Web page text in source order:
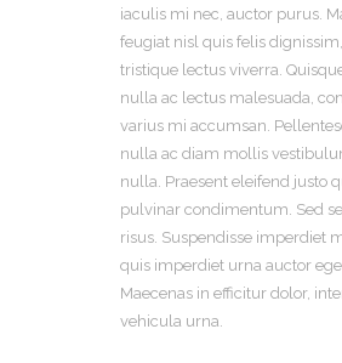
iaculis mi nec, auctor purus.
feugiat nisl quis felis
tristique lectus viverra.
nulla ac lectus malesuada,
varius mi accumsan.
nulla ac diam mollis
nulla. Praesent eleifend justo
pulvinar condimentum. Sed
risus. Suspendisse imperdiet
quis imperdiet urna auctor
Maecenas in efficitur dolor,
vehicula urna.